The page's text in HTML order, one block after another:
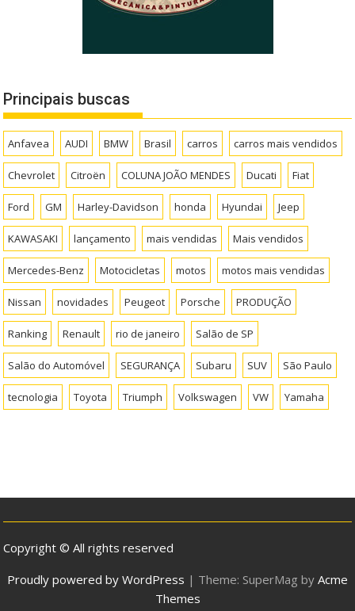
Principais buscas
Anfavea AUDI BMW Brasil carros carros mais vendidos
Chevrolet Citroën COLUNA JOÃO MENDES Ducati Fiat
Ford GM Harley-Davidson honda Hyundai Jeep
KAWASAKI lançamento mais vendidas Mais vendidos
Mercedes-Benz Motocicletas motos motos mais vendidas
Nissan novidades Peugeot Porsche PRODUÇÃO
Ranking Renault rio de janeiro Salão de SP
Salão do Automóvel SEGURANÇA Subaru SUV São Paulo
tecnologia Toyota Triumph Volkswagen VW Yamaha
Copyright © All rights reserved
Proudly powered by WordPress | Theme: SuperMag by Acme
Themes